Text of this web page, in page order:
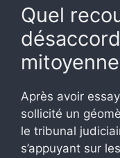
Quel
Après avoir
sollicité un
le tribunal
s’appuyant sur